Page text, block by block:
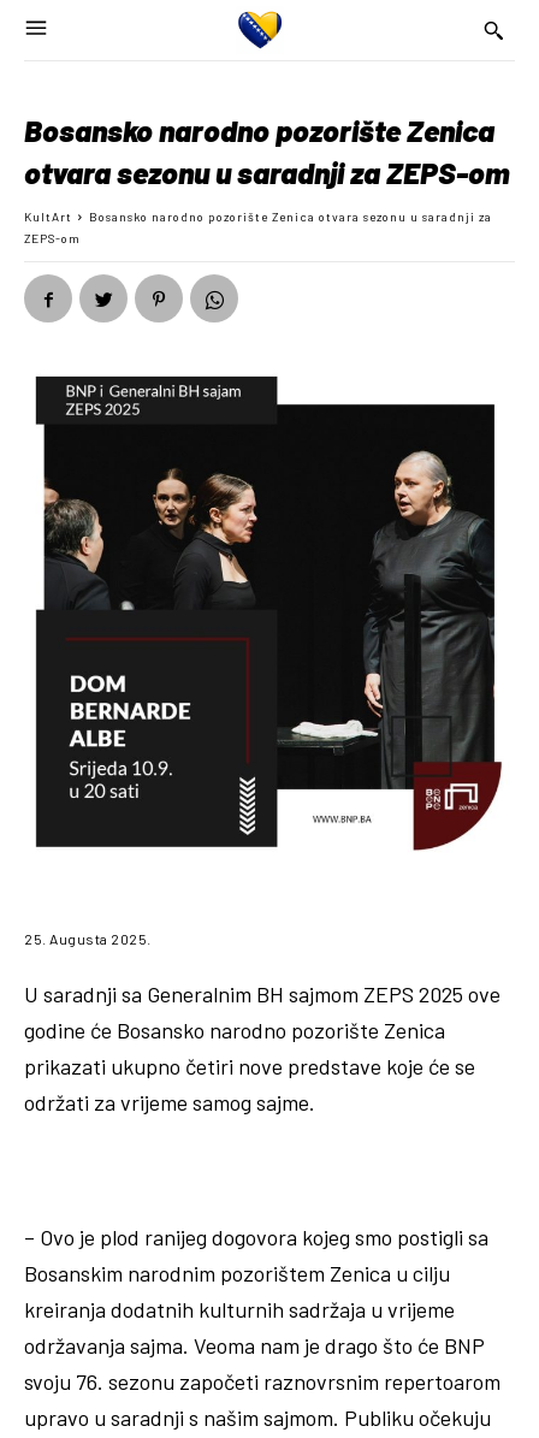
Bosansko narodno pozorište Zenica
otvara sezonu u saradnji za ZEPS-om
KultArt
Bosansko narodno pozorište Zenica otvara sezonu u saradnji za
ZEPS-om
25. Augusta 2025.
U saradnji sa Generalnim BH sajmom ZEPS 2025 ove
godine će Bosansko narodno pozorište Zenica
prikazati ukupno četiri nove predstave koje će se
održati za vrijeme samog sajme.
– Ovo je plod ranijeg dogovora kojeg smo postigli sa
Bosanskim narodnim pozorištem Zenica u cilju
kreiranja dodatnih kulturnih sadržaja u vrijeme
održavanja sajma. Veoma nam je drago što će BNP
svoju 76. sezonu započeti raznovrsnim repertoarom
upravo u saradnji s našim sajmom. Publiku očekuju